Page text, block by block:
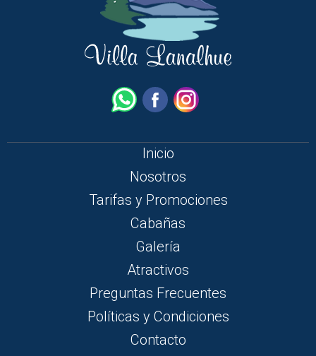
Inicio
Nosotros
Tarifas y Promociones
Cabañas
Galería
Atractivos
Preguntas Frecuentes
Políticas y Condiciones
Contacto